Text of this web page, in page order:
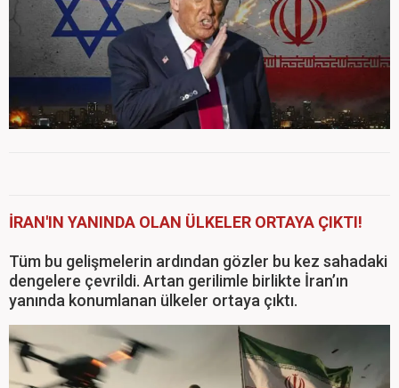
İRAN'IN YANINDA OLAN ÜLKELER ORTAYA ÇIKTI!
Tüm bu gelişmelerin ardından gözler bu kez sahadaki
dengelere çevrildi. Artan gerilimle birlikte İran’ın
yanında konumlanan ülkeler ortaya çıktı.